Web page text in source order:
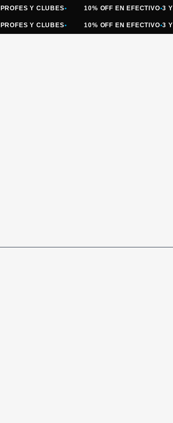
Y CLUBES• 10% OFF EN EFECTIVO•3 Y 6
Y CLUBES• 10% OFF EN EFECTIVO•3 Y 6